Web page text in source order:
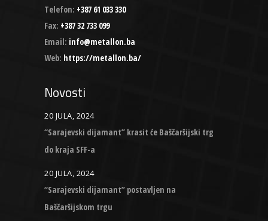
Telefon: +387 61 033 330
Fax: +387 32 733 099
Email: info@metallon.ba
Web: https://metallon.ba/
Novosti
20 JULA, 2024
“Sarajevski dijamant” krasit će Baščaršijski trg
do kraja SFF-a
20 JULA, 2024
“Sarajevski dijamant” postavljen na
Baščaršijskom trgu